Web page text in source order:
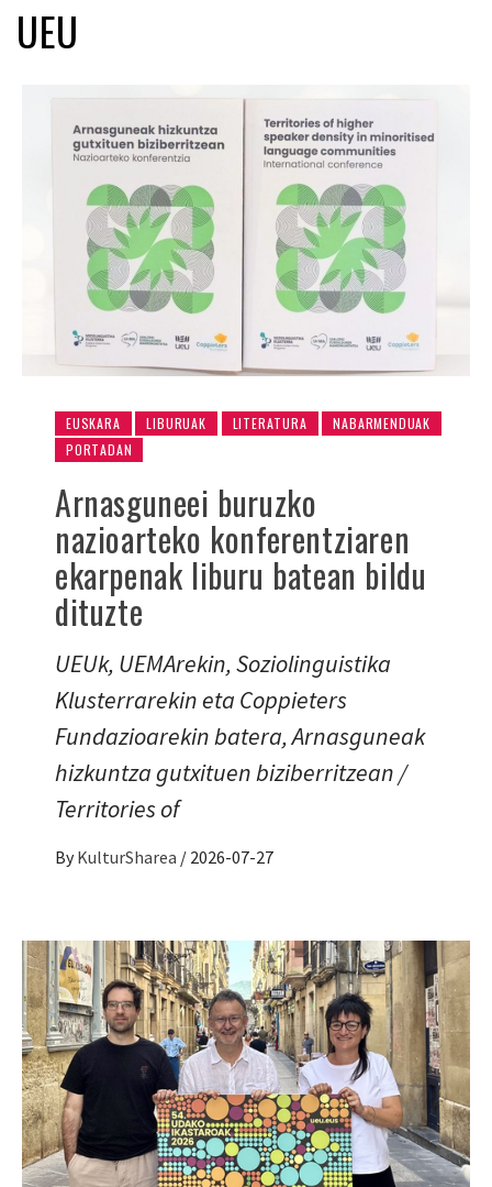
UEU
EUSKARA LIBURUAK LITERATURA
NABARMENDUAK
PORTADAN
Arnasguneei buruzko
nazioarteko konferentziaren
ekarpenak liburu batean bildu
dituzte
UEUk, UEMArekin, Soziolinguistika
Klusterrarekin eta Coppieters
Fundazioarekin batera, Arnasguneak
hizkuntza gutxituen biziberritzean /
Territories of
By KulturSharea / 2026-07-27